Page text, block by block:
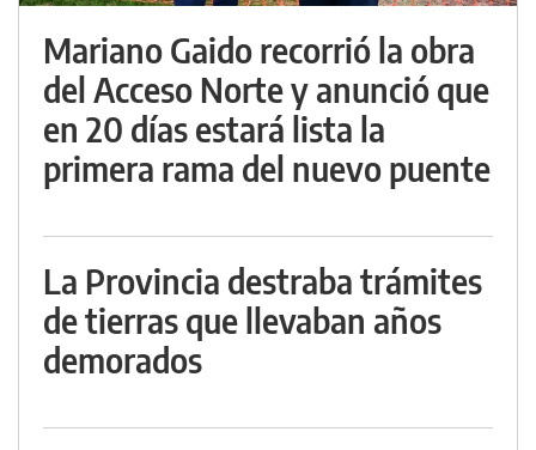
Mariano Gaido recorrió la obra
del Acceso Norte y anunció que
en 20 días estará lista la
primera rama del nuevo puente
La Provincia destraba trámites
de tierras que llevaban años
demorados